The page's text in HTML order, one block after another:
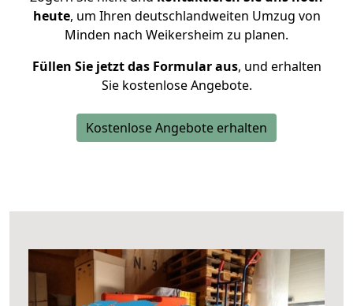
heute, um Ihren deutschlandweiten Umzug von
Minden nach Weikersheim zu planen.
Füllen Sie jetzt das Formular aus, und erhalten
Sie kostenlose Angebote.
Kostenlose Angebote erhalten